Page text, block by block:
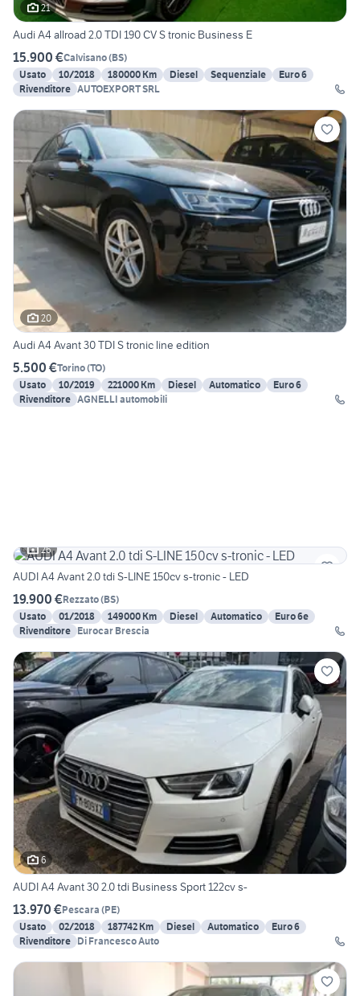
21
Audi A4 allroad 2.0 TDI 190 CV S tronic Business E
15.900 €Calvisano(BS)
Usato
10/2018 180000 Km Diesel Sequenziale
Euro 6
Rivenditore AUTOEXPORT SRL
20
Audi A4 Avant 30 TDI S tronic line edition
5.500 €Torino(TO)
Usato
10/2019 221000 Km Diesel Automatico
Euro 6
Rivenditore AGNELLI automobili
26
AUDI A4 Avant 2.0 tdi S-LINE 150cv s-tronic - LED
19.900 €Rezzato(BS)
Usato
01/2018 149000 Km Diesel Automatico
Euro 6e
Rivenditore Eurocar Brescia
6
AUDI A4 Avant 30 2.0 tdi Business Sport 122cv s-
13.970 €Pescara (PE)
Usato
02/2018 187742 Km Diesel Automatico
Euro 6
Rivenditore Di Francesco Auto